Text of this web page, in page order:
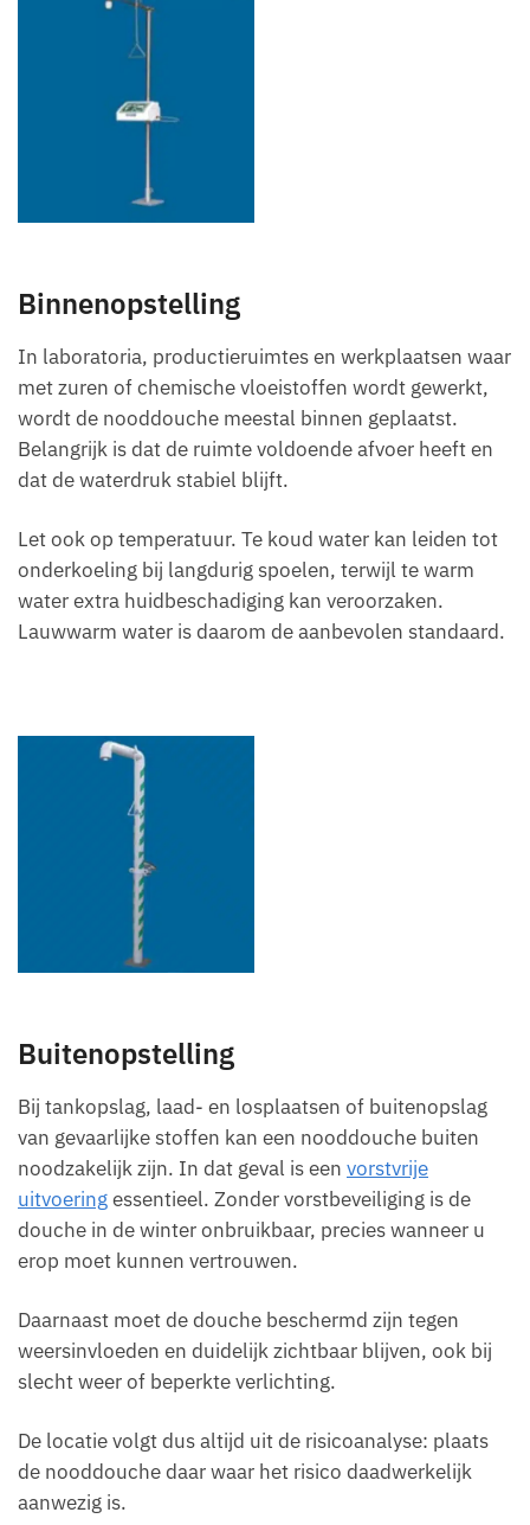
Binnenopstelling
In laboratoria, productieruimtes en werkplaatsen waar
met zuren of chemische vloeistoffen wordt gewerkt,
wordt de nooddouche meestal binnen geplaatst.
Belangrijk is dat de ruimte voldoende afvoer heeft en
dat de waterdruk stabiel blijft.
Let ook op temperatuur. Te koud water kan leiden tot
onderkoeling bij langdurig spoelen, terwijl te warm
water extra huidbeschadiging kan veroorzaken.
Lauwwarm water is daarom de aanbevolen standaard.
Buitenopstelling
Bij tankopslag, laad- en losplaatsen of buitenopslag
van gevaarlijke stoffen kan een nooddouche buiten
noodzakelijk zijn. In dat geval is een vorstvrije
uitvoeringessentieel. Zonder vorstbeveiliging is de
douche in de winter onbruikbaar, precies wanneer u
erop moet kunnen vertrouwen.
Daarnaast moet de douche beschermd zijn tegen
weersinvloeden en duidelijk zichtbaar blijven, ook bij
slecht weer of beperkte verlichting.
De locatie volgt dus altijd uit de risicoanalyse: plaats
de nooddouche daar waar het risico daadwerkelijk
aanwezig is.